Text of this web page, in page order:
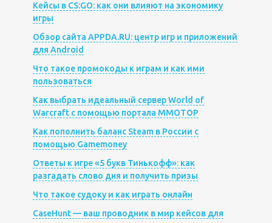
Кейсы в CS:GO: как они влияют на экономику
игры
Обзор сайта APPDA.RU: центр игр и приложений
для Android
Что такое промокоды к играм и как ими
пользоваться
Как выбрать идеальный сервер World of
Warcraft с помощью портала MMOTOP
Как пополнить баланс Steam в России с
помощью Gamemoney
Ответы к игре «5 букв Тинькофф»: как
разгадать слово дня и получить призы
Что такое судоку и как играть онлайн
CaseHunt — ваш проводник в мир кейсов для